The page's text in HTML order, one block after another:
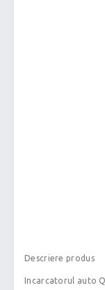
Descriere produs
Incarcatorul auto